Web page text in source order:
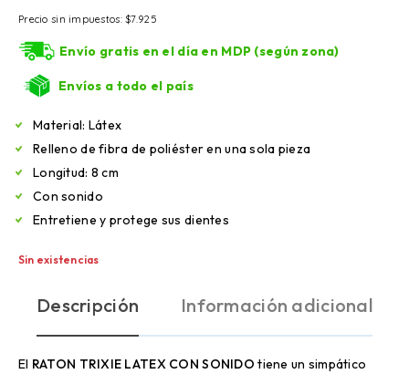
Precio sin impuestos:$7.925
Envío gratis en el día en MDP (según zona)
Envíos a todo el país
Material: Látex
Relleno de fibra de poliéster en una sola pieza
Longitud: 8 cm
Con sonido
Entretiene y protege sus dientes
Sin existencias
Descripción Información adicional
El RATON TRIXIE LATEX CON SONIDOtiene un simpático